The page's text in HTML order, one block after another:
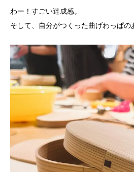
わー！すごい達成感。
そして、自分がつくった曲げわっぱの